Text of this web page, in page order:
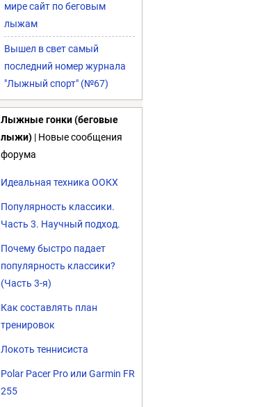
мире сайт по беговым
лыжам
Вышел в свет самый
последний номер журнала
"Лыжный спорт" (№67)
Лыжные гонки (беговые
лыжи) | Новые сообщения
форума
Идеальная техника ООКХ
Популярность классики.
Часть 3. Научный подход.
Почему быстро падает
популярность классики?
(Часть 3-я)
Как составлять план
тренировок
Локоть теннисиста
Polar Pacer Pro или Garmin FR
255